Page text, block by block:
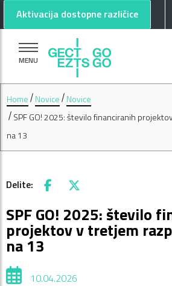
Pojdi na glavno vsebino
Pojdi na nogo strani
Aktivacija dostopne različice
MENU
Home Novice
Novice
SPF GO! 2025: število financiranih
na 13
Delite: Facebook
X
SPF GO! 2025: število
projektov v tretjem
na 13
10.04.2026